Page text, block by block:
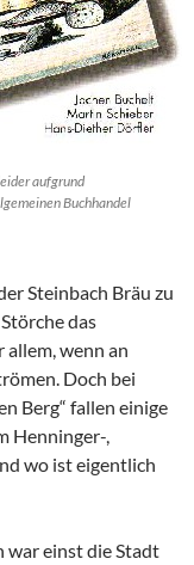
aufgrund
Buchhandel
Steinbach Bräu zu
das
wenn an
Doch bei
Berg“ fallen einige
Henninger-,
wo ist eigentlich
war einst die Stadt